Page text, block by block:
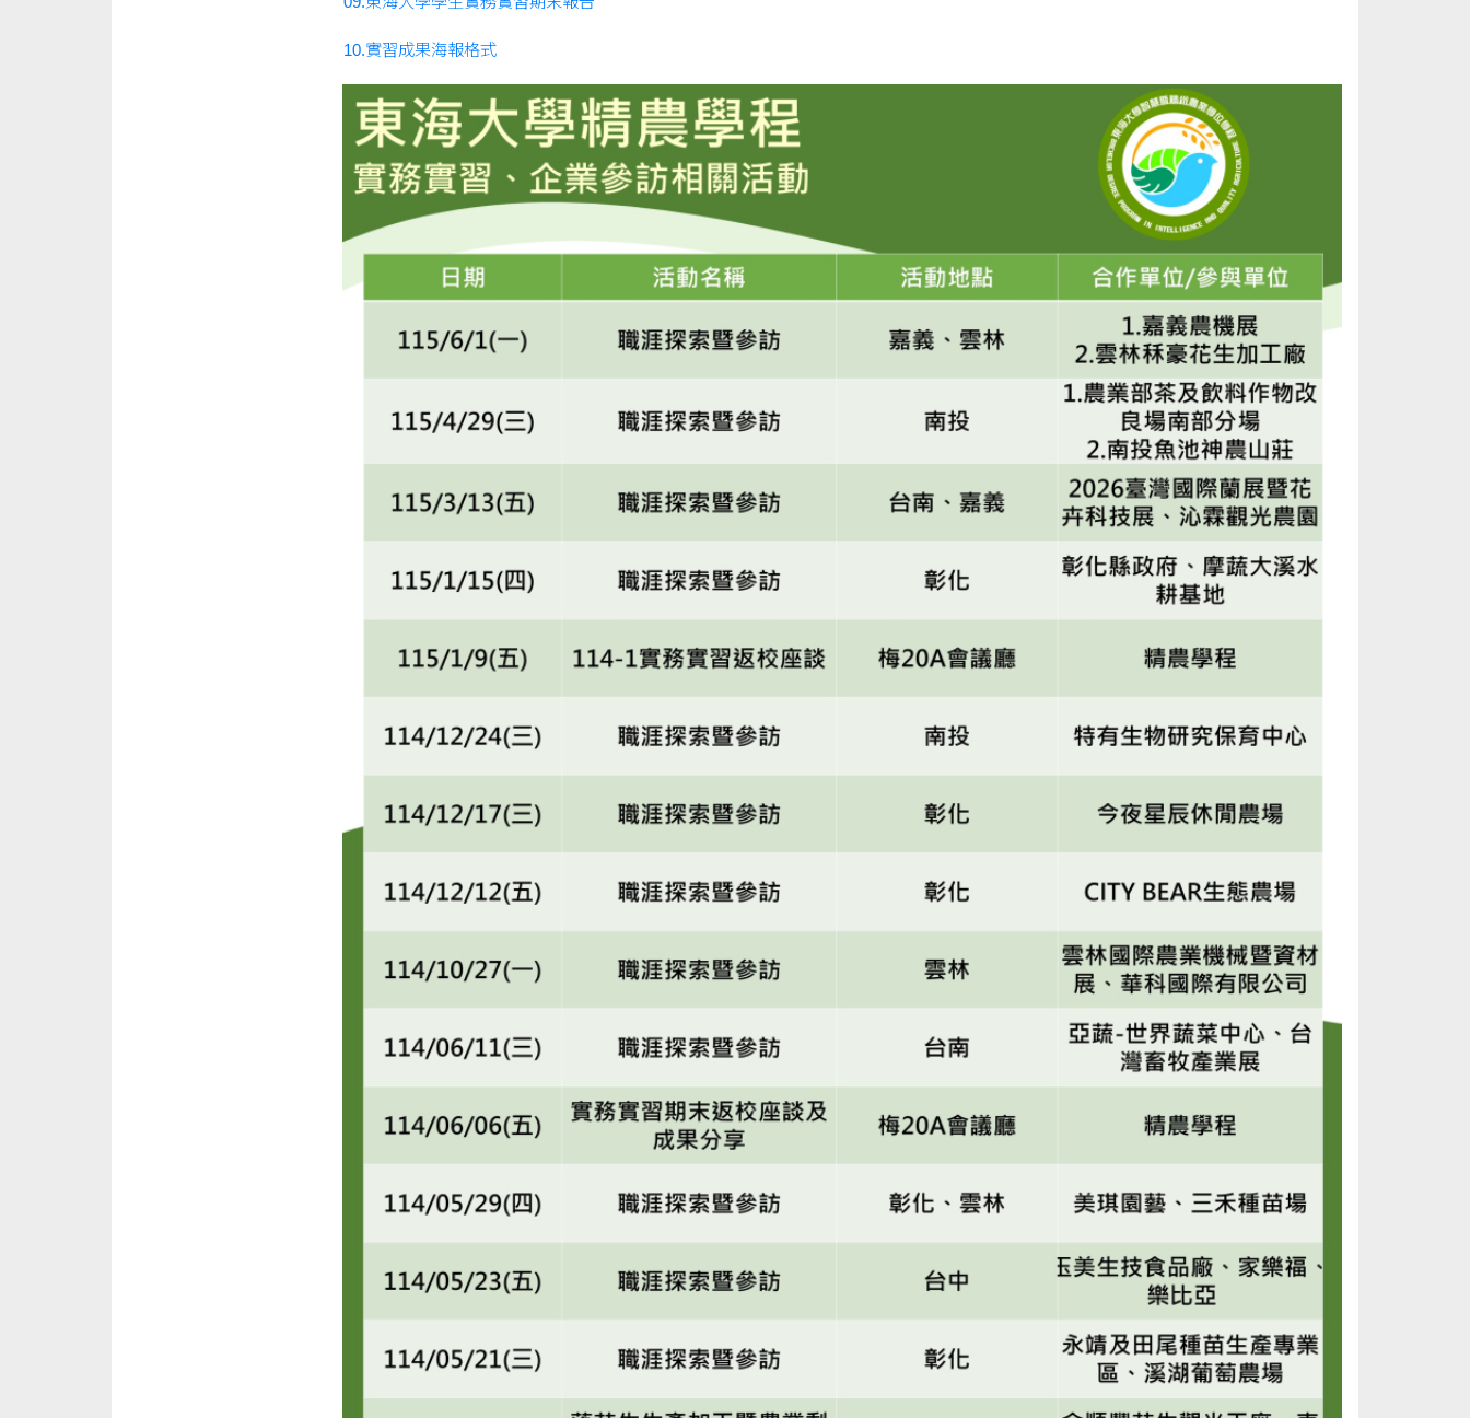
10.實習成果海報格式